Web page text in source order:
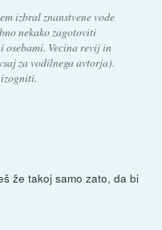
izbral znanstvene vode
nekako zagotoviti
osebami. Vecina revij in
za vodilnega avtorja).
že takoj samo zato, da bi